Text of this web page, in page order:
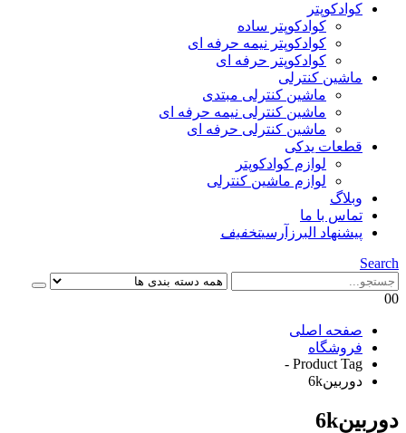
کوادکوپتر
کوادکوپتر ساده
کوادکوپتر نیمه حرفه ای
کوادکوپتر حرفه ای
ماشین کنترلی
ماشین کنترلی مبتدی
ماشین کنترلی نیمه حرفه ای
ماشین کنترلی حرفه ای
قطعات یدکی
لوازم کوادکوپتر
لوازم ماشین کنترلی
وبلاگ
تماس با ما
پیشنهاد البرزآرسیتخفیف
Search
00
صفحه اصلی
فروشگاه
Product Tag -
دوربین6k
دوربین6k